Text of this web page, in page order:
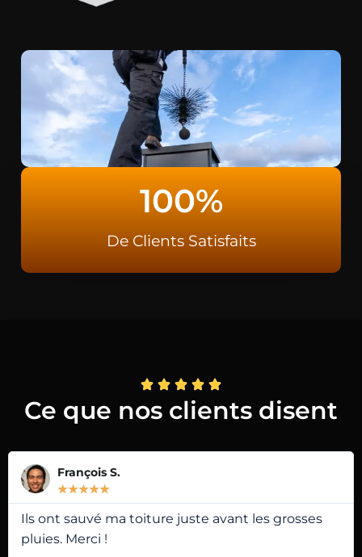
De Clients Satisfaits
100%
Ce que nos clients disent
François S.
★★★★★
Ils ont sauvé ma toiture juste avant les grosses
pluies. Merci !